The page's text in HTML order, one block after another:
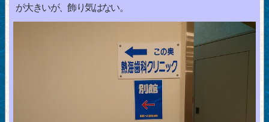
が大きいが、飾り気はない。